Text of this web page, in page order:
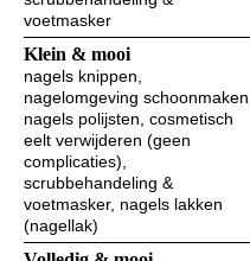
voetmasker
Klein & mooi
nagels knippen,
nagelomgeving schoonmaken,
nagels polijsten, cosmetisch
eelt verwijderen (geen
complicaties),
scrubbehandeling &
voetmasker, nagels lakken
(nagellak)